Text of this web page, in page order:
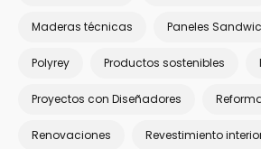
Maderas técnicas Paneles
Polyrey Productos sostenibles
Proyectos con Diseñadores
Renovaciones Revestimiento